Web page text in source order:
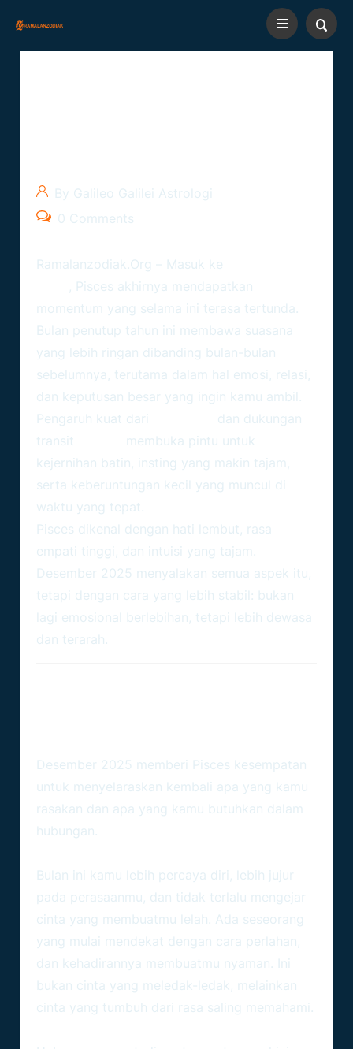
By Galileo Galilei Astrologi
0 Comments
Ramalanzodiak.org – Masuk ke
, Pisces akhirnya mendapatkan
momentum yang selama ini terasa tertunda.
Bulan penutup tahun ini membawa suasana
yang lebih ringan dibanding bulan-bulan
sebelumnya, terutama dalam hal emosi, relasi,
dan keputusan besar yang ingin kamu ambil.
Pengaruh kuat dari
dan dukungan
transit
membuka pintu untuk
kejernihan batin, insting yang makin tajam,
serta keberuntungan kecil yang muncul di
waktu yang tepat.
Pisces dikenal dengan hati lembut, rasa
empati tinggi, dan intuisi yang tajam.
Desember 2025 menyalakan semua aspek itu,
tetapi dengan cara yang lebih stabil: bukan
lagi emosional berlebihan, tetapi lebih dewasa
dan terarah.
Desember 2025 memberi Pisces kesempatan
untuk menyelaraskan kembali apa yang kamu
rasakan dan apa yang kamu butuhkan dalam
hubungan.
Bulan ini kamu lebih percaya diri, lebih jujur
pada perasaanmu, dan tidak terlalu mengejar
cinta yang membuatmu lelah. Ada seseorang
yang mulai mendekat dengan cara perlahan,
dan kehadirannya membuatmu nyaman. Ini
bukan cinta yang meledak-ledak, melainkan
cinta yang tumbuh dari rasa saling memahami.